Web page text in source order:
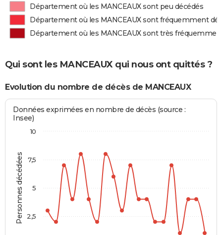
Département où les MANCEAUX sont peu décédés
Département où les MANCEAUX sont fréquemment
Département où les MANCEAUX sont très
Qui sont les MANCEAUX qui nous ont quittés ?
Evolution du nombre de décès de MANCEAUX
Personnes décédées
Données exprimées en nombre de décès (source :
Insee)
10
2,5
5
7,5